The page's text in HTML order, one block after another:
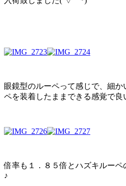
眼鏡型のルーペって感じで、細
ペを装着したままできる感覚で良
倍率も１．８５倍とハズキルー
♪